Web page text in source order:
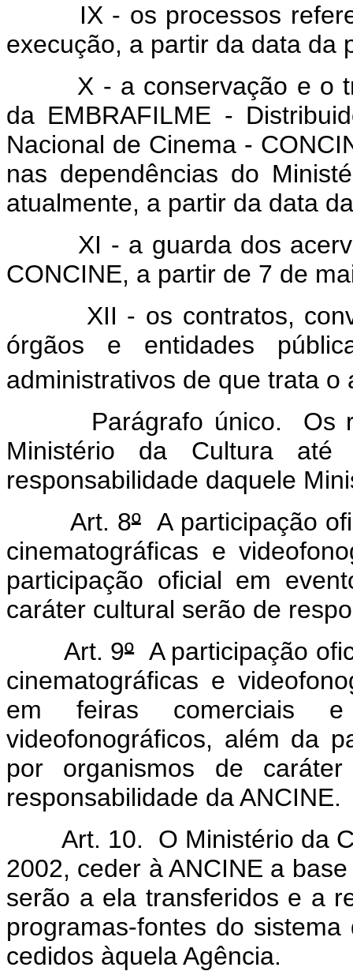
IX - os processos
execução, a partir da data da
X - a conservação e o
da EMBRAFILME -
Nacional de Cinema -
nas dependências do
atualmente, a partir da data
XI - a guarda dos
CONCINE, a partir de 7 de
XII - os contratos,
órgãos e entidades
administrativos de que trata o
Parágrafo único. Os
Ministério da Cultura
responsabilidade daquele
Art. 8ºA participação
cinematográficas e
participação oficial em
caráter cultural serão de
Art. 9ºA participação
cinematográficas e
em feiras comerciais e
videofonográficos, além da
por organismos de
responsabilidade da ANCINE.
Art. 10. O Ministério da
2002, ceder à ANCINE a
serão a ela transferidos e a
programas-fontes do
cedidos àquela Agência.